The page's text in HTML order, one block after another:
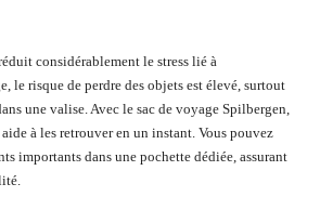
considérablement le stress lié à
le risque de perdre des objets est élevé, surtout
une valise. Avec le sac de voyage Spilbergen,
à les retrouver en un instant. Vous pouvez
importants dans une pochette dédiée, assurant